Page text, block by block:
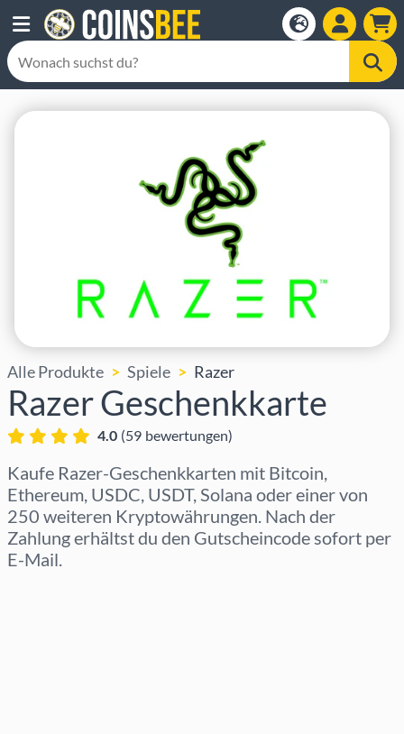
Alle Produkte Spiele Razer
Razer Geschenkkarte
4.0 (59 bewertungen)
Kaufe Razer-Geschenkkarten mit Bitcoin,
Ethereum, USDC, USDT, Solana oder einer von
250 weiteren Kryptowährungen. Nach der
Zahlung erhältst du den Gutscheincode sofort per
E-Mail.